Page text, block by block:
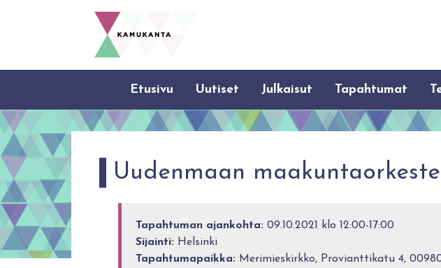
Etusivu Uutiset Julkaisut Tapahtumat
Uudenmaan
Tapahtuman ajankohta: 09.10.2021 klo 12:00-17:00
Sijainti: Helsinki
Tapahtumapaikka: Merimieskirkko, Provianttikatu 4,